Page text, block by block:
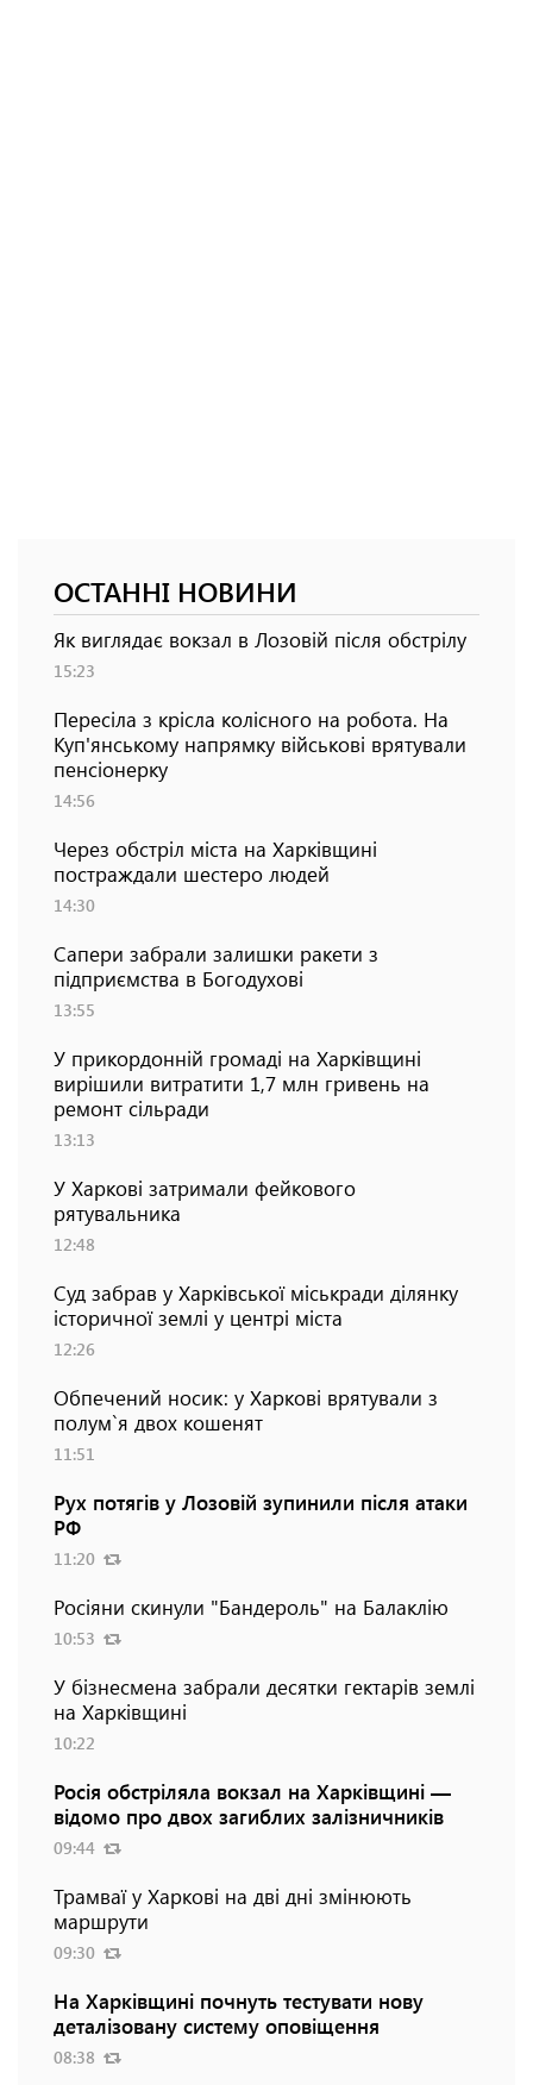
ОСТАННІ НОВИНИ
Як виглядає вокзал в Лозовій після обстрілу
15:23
Пересіла з крісла колісного на робота. На
Куп'янському напрямку військові врятували
пенсіонерку
14:56
Через обстріл міста на Харківщині
постраждали шестеро людей
14:30
Сапери забрали залишки ракети з
підприємства в Богодухові
13:55
У прикордонній громаді на Харківщині
вирішили витратити 1,7 млн гривень на
ремонт сільради
13:13
У Харкові затримали фейкового
рятувальника
12:48
Суд забрав у Харківської міськради ділянку
історичної землі у центрі міста
12:26
Обпечений носик: у Харкові врятували з
полум`я двох кошенят
11:51
Рух потягів у Лозовій зупинили після атаки
РФ
11:20
Росіяни скинули "Бандероль" на Балаклію
10:53
У бізнесмена забрали десятки гектарів землі
на Харківщині
10:22
Росія обстріляла вокзал на Харківщині —
відомо про двох загиблих залізничників
09:44
Трамваї у Харкові на дві дні змінюють
маршрути
09:30
На Харківщині почнуть тестувати нову
деталізовану систему оповіщення
08:38